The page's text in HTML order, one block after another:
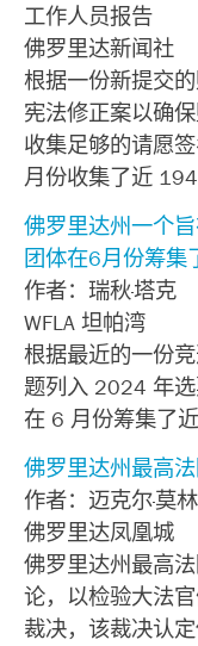
工作人员报告
佛罗里达新闻社
根据一份新提交
宪法修正案以确
收集足够的请愿
月份收集了近
佛罗里达州一个
团体在6月份筹集
作者：瑞秋·塔克
WFLA 坦帕湾
根据最近的一份
题列入 2024 年
在 6 月份筹集了
佛罗里达州最高
作者：迈克尔·莫林
佛罗里达凤凰城
佛罗里达州最高
论，以检验大法
裁决，该裁决认